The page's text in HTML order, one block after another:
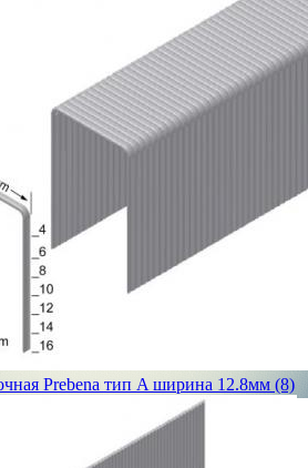
Prebena тип A ширина 12.8мм (8)